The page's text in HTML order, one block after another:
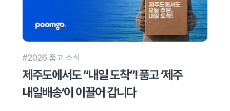
#2026 품고 소식
제주도에서도 “내일 도착”! 품고 ‘제주
내일배송’이 이끌어 갑니다